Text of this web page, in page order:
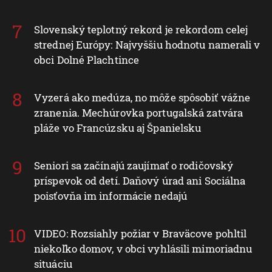
Slovenský teplotný rekord je rekordom celej
strednej Európy: Najvyššiu hodnotu namerali v
obci Dolné Plachtince
Vyzerá ako medúza, no môže spôsobiť vážne
zranenia. Mechúrovka portugalská zatvára
pláže vo Francúzsku aj Španielsku
Seniori sa začínajú zaujímať o rodičovský
príspevok od detí. Daňový úrad ani Sociálna
poisťovňa im informácie nedajú
VIDEO: Rozsiahly požiar v Braväcove pohltil
niekoľko domov, v obci vyhlásili mimoriadnu
situáciu